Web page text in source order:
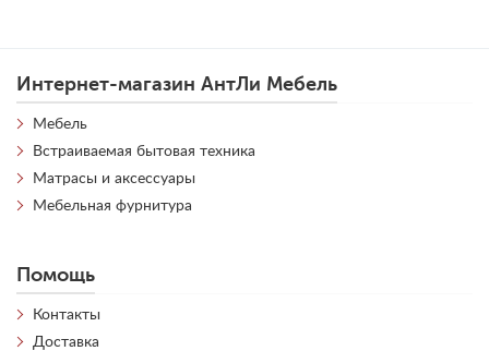
Интернет-магазин АнтЛи Мебель
Мебель
Встраиваемая бытовая техника
Матрасы и аксессуары
Мебельная фурнитура
Помощь
Контакты
Доставка